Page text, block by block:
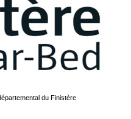
du Finistère